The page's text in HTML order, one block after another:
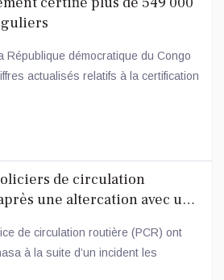
République démocratique du Congo
actualisés relatifs à la certification
de circulation
une altercation avec un
de circulation routière (PCR) ont
à la suite d’un incident les